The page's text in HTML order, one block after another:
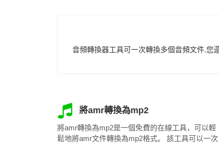
音頻轉換器工具可一次轉換多個音頻文件.您
將amr轉換為mp2
將amr轉換為mp2是一個免費的在線工具，可以輕
鬆地將amr文件轉換為mp2格式。 該工具可以一次